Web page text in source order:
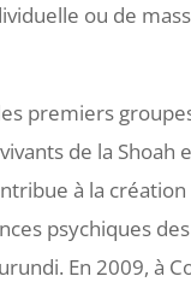
ou de
premiers
de la Shoah
à la création
psychiques
En 2009, à